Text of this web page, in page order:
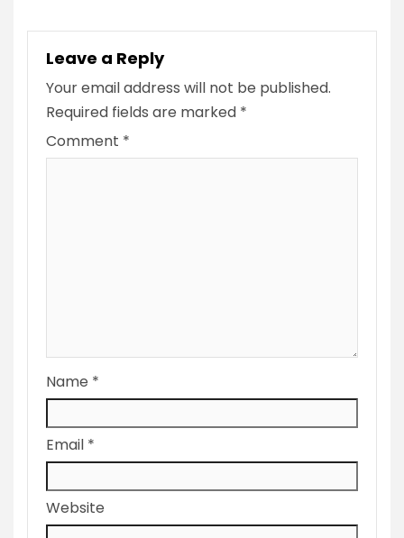
Leave a Reply
Your email address will not be published.
Required fields are marked *
Comment *
Name *
Email *
Website